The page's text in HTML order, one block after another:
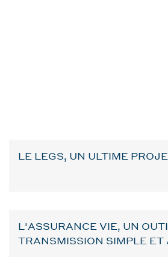
LE LEGS, UN ULTIME
L'ASSURANCE VIE, UN
TRANSMISSION SIMPLE ET